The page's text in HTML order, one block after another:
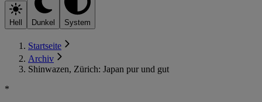
Hell Dunkel System
Startseite
Archiv
Shinwazen, Zürich: Japan pur und gut
*